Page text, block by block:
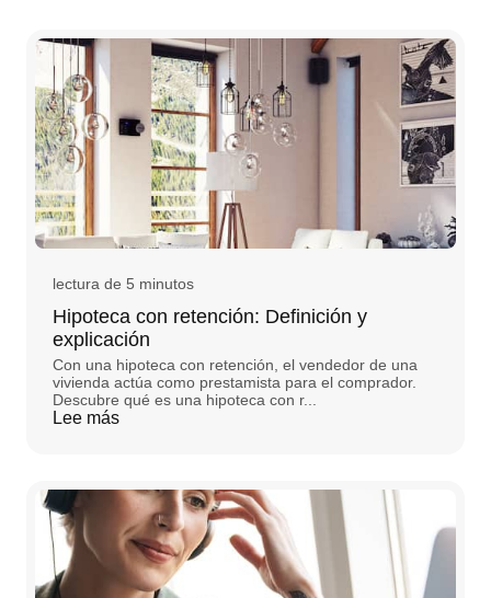
lectura de 5 minutos
Hipoteca con retención: Definición y
explicación
Con una hipoteca con retención, el vendedor de una
vivienda actúa como prestamista para el comprador.
Descubre qué es una hipoteca con r...
Lee más